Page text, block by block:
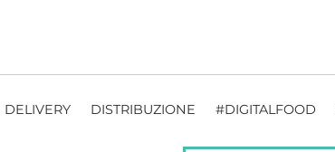
DELIVERY DISTRIBUZIONE #DIGITALFOOD